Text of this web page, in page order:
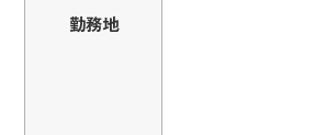
勤務地